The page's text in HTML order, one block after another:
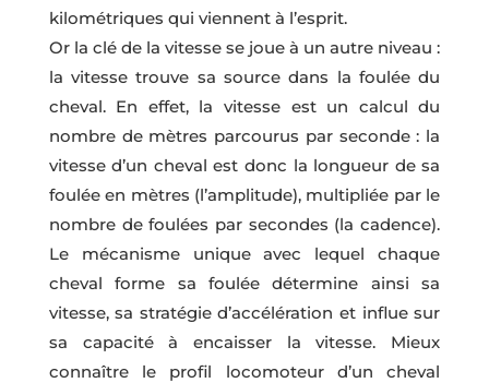
kilométriques qui viennent à l’esprit.
Or la clé de la vitesse se joue à un autre niveau :
la vitesse trouve sa source dans la foulée du
cheval. En effet, la vitesse est un calcul du
nombre de mètres parcourus par seconde : la
vitesse d’un cheval est donc la longueur de sa
foulée en mètres (l’amplitude), multipliée par le
nombre de foulées par secondes (la cadence).
Le mécanisme unique avec lequel chaque
cheval forme sa foulée détermine ainsi sa
vitesse, sa stratégie d’accélération et influe sur
sa capacité à encaisser la vitesse. Mieux
connaître le profil locomoteur d’un cheval